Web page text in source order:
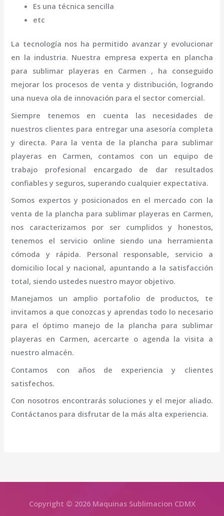
Es una técnica sencilla
etc
La tecnología nos ha permitido avanzar y evolucionar
en la industria. Nuestra empresa experta en plancha
para sublimar playeras en Carmen , ha conseguido
mejorar los procesos de venta y distribución, logrando
una nueva ola de innovación para el sector comercial.
Siempre tenemos en cuenta las necesidades de
nuestros clientes para entregar una asesoría completa
y directa. Para la venta de la plancha para sublimar
playeras en Carmen, contamos con un equipo de
trabajo profesional encargado de dar resultados
confiables y seguros, superando cualquier expectativa.
Somos expertos y posicionados en el mercado con la
venta de la plancha para sublimar playeras en Carmen,
nos caracterizamos por ser cumplidos y honestos,
tenemos el servicio online siendo una herramienta
cómoda y rápida. Personal responsable, servicio a
domicilio local y nacional, apuntando a la satisfacción
total, siendo ustedes nuestro mayor objetivo.
Manejamos un amplio portafolio de productos, te
invitamos a que conozcas y aprendas todo lo necesario
para el óptimo manejo de la plancha para sublimar
playeras en Carmen, acercarte o agenda la visita a
nuestro almacén.
Contamos con años de experiencia y clientes
satisfechos.
Con nosotros encontrarás soluciones y el mejor aliado.
Contáctanos para disfrutar de la más alta experiencia.
Copyright © 2026 Maquinas Sublimacion CDMX